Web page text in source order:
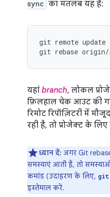
sync का मतलब यह है:
git remote update
git rebase origin/
यहां branch, लोकल
फ़िलहाल चेक आउट की गई
रिमोट रिपॉज़िटरी में
रही है, तो प्रोजेक्ट के
ध्यान दें: अगर Git
समस्याएं आती हैं, तो
कमांड (उदाहरण के लिए, git
इस्तेमाल करें.